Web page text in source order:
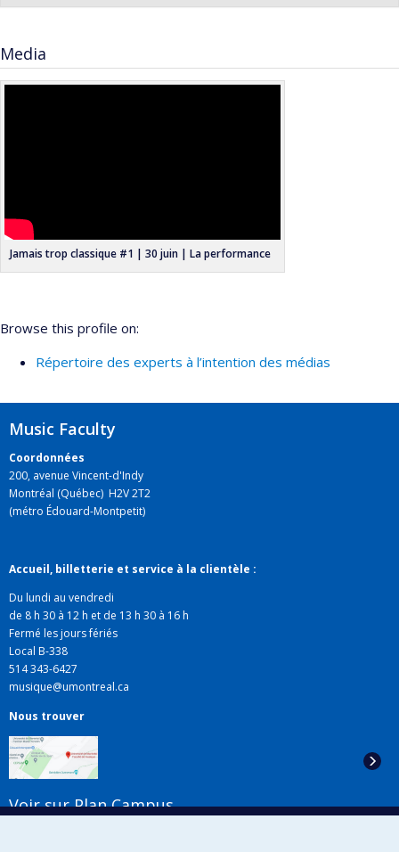
Media
Jamais trop classique #1 | 30 juin | La performance
Browse this profile on:
Répertoire des experts à l’intention des médias
Music Faculty
Coordonnées
200, avenue Vincent-d'Indy
Montréal (Québec) H2V 2T2
(métro Édouard-Montpetit)
Accueil, billetterie et service à la clientèle :
Du lundi au vendredi
de 8 h 30 à 12 h et de 13 h 30 à 16 h
Fermé les jours fériés
Local B-338
514 343-6427
musique@umontreal.ca
Nous trouver
Voir sur Plan Campus